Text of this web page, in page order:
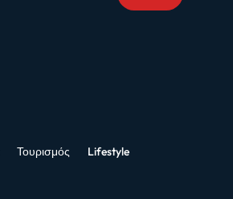
Τουρισμός Lifestyle